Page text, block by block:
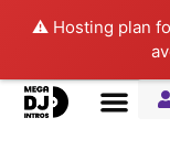
⚠️ Hosting plan